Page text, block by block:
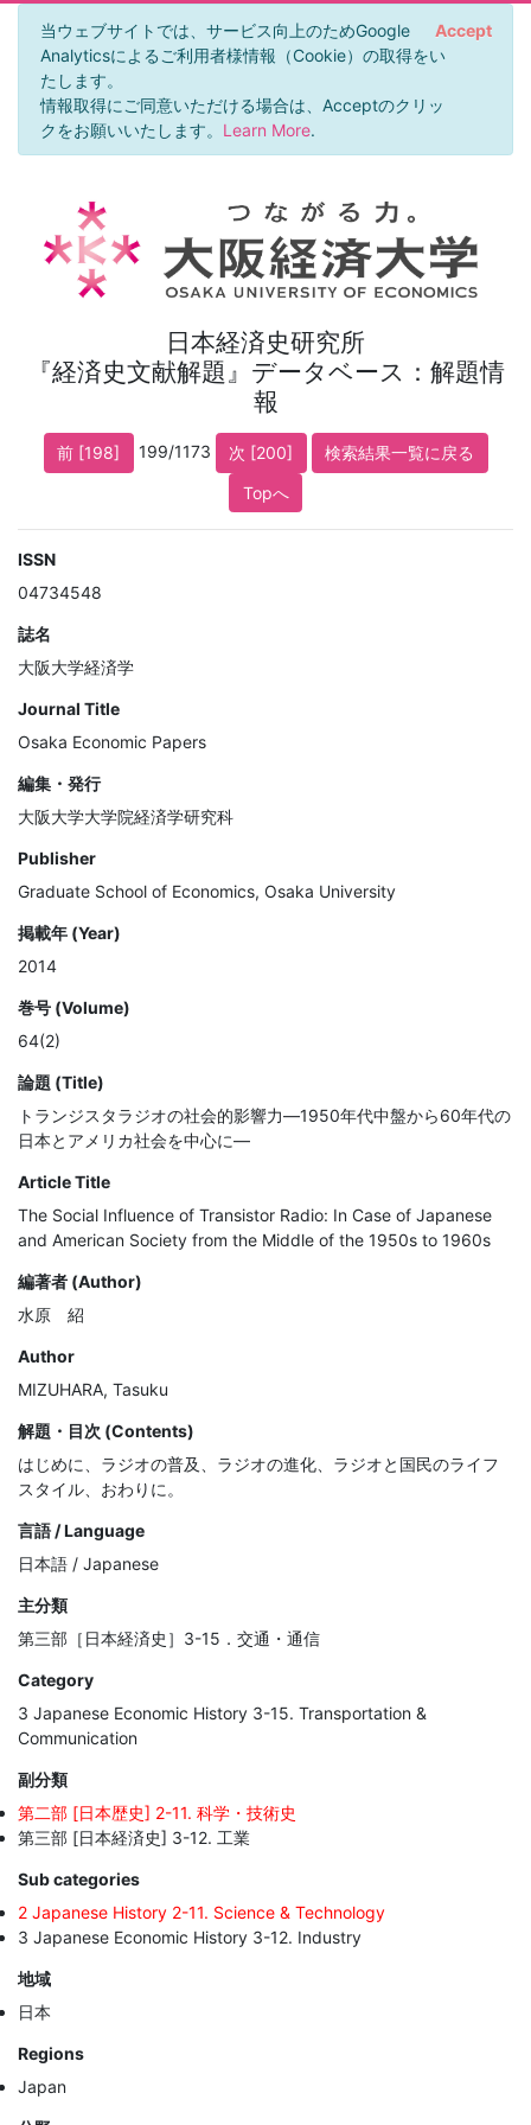
当ウェブサイトでは、サービス向上のためGoogle
Analyticsによるご利用者様情報（Cookie）の取得をい
たします。
情報取得にご同意いただける場合は、Acceptのクリッ
クをお願いいたします。 Learn More.
Accept
日本経済史研究所
『経済史文献解題』データベース：解題情
報
前 [198] 199/1173 次 [200]
検索結果一覧に戻る
Topへ
ISSN
04734548
誌名
大阪大学経済学
Journal Title
Osaka Economic Papers
編集・発行
大阪大学大学院経済学研究科
Publisher
Graduate School of Economics, Osaka University
掲載年 (Year)
2014
巻号 (Volume)
64(2)
論題 (Title)
トランジスタラジオの社会的影響力―1950年代中盤から60年代の
日本とアメリカ社会を中心に―
Article Title
The Social Influence of Transistor Radio: In Case of Japanese
and American Society from the Middle of the 1950s to 1960s
編著者 (Author)
水原 紹
Author
MIZUHARA, Tasuku
解題・目次 (Contents)
はじめに、ラジオの普及、ラジオの進化、ラジオと国民のライフ
スタイル、おわりに。
言語 / Language
日本語 / Japanese
主分類
第三部［日本経済史］3-15．交通・通信
Category
3 Japanese Economic History 3-15. Transportation &
Communication
副分類
第二部 [日本歴史] 2-11. 科学・技術史
第三部 [日本経済史] 3-12. 工業
Sub categories
2 Japanese History 2-11. Science & Technology
3 Japanese Economic History 3-12. Industry
地域
日本
Regions
Japan